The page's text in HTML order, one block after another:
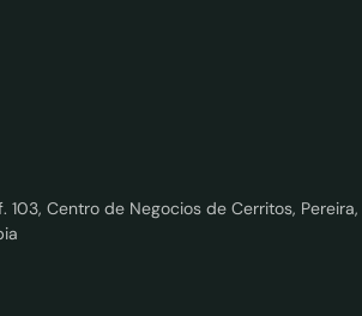
103, Centro de Negocios de Cerritos, Pereira,